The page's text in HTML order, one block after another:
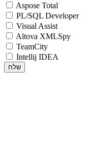
Aspose Total
PL/SQL Developer
Visual Assist
Altova XMLSpy
TeamCity
Intellij IDEA